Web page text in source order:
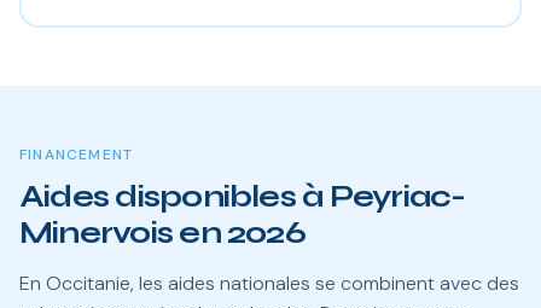
FINANCEMENT
Aides disponibles à Peyriac-
Minervois en 2026
En Occitanie, les aides nationales se combinent avec des